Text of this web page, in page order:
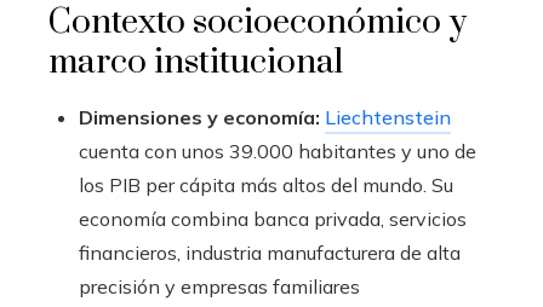
Contexto socioeconómico y
marco institucional
Dimensiones y economía: Liechtenstein
cuenta con unos 39.000 habitantes y uno de
los PIB per cápita más altos del mundo. Su
economía combina banca privada, servicios
financieros, industria manufacturera de alta
precisión y empresas familiares